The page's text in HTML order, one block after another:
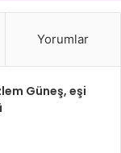
Yorumlar
Güneş, eşi